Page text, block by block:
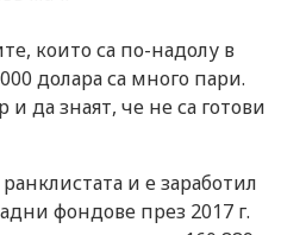
които са по-надолу в
долара са много пари.
и да знаят, че не са готови
и е заработил
фондове през 2017 г.